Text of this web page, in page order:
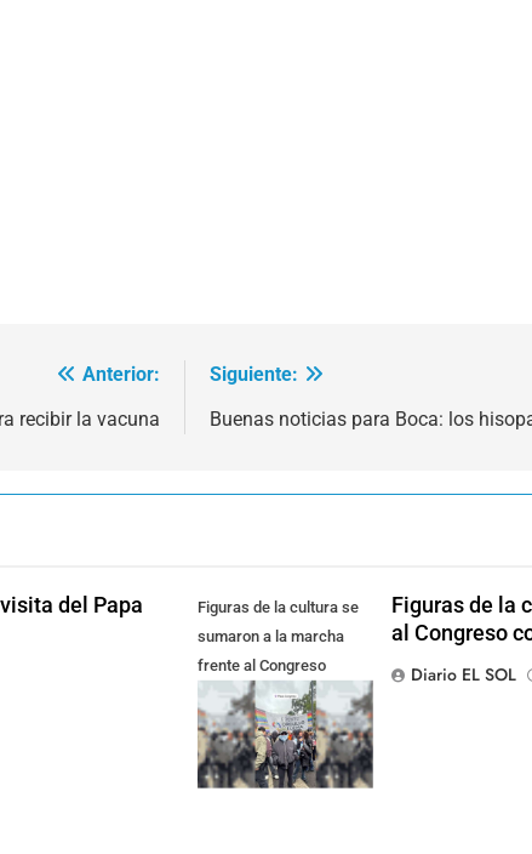
Anterior:
recibir la vacuna
Siguiente:
Buenas noticias para Boca: los
del Papa
Figuras de la cultura se
sumaron a la marcha
frente al Congreso
contra la Ley de
Propiedad Privada
Figuras de la
al Congreso
Diario EL SOL